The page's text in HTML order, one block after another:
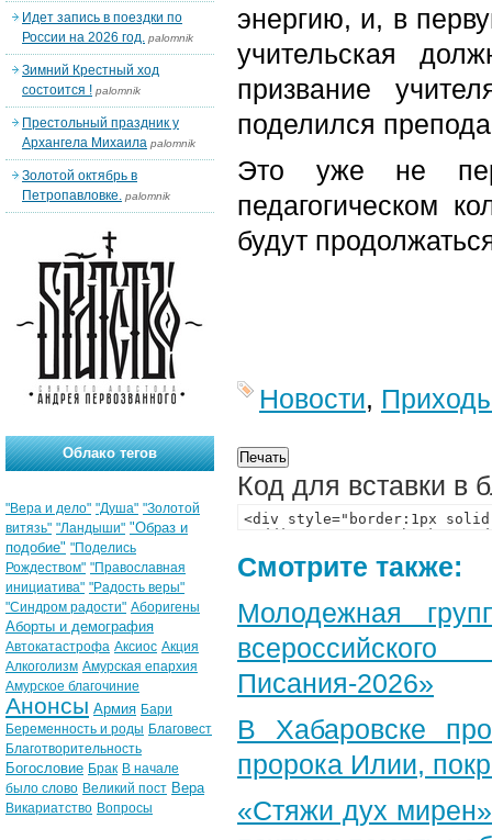
энергию, и, в
учительская
призвание
поделился
Это уже не
педагогическом
будут
Новости,
Код для вставки в
Смотрите также:
Молодежная
Писания-2026»
В Хабаровске
пророка Илии,
«Стяжи дух
Идет запись в поездки по
России на 2026 год. palomnik
Зимний Крестный ход
состоится ! palomnik
Престольный праздник у
Архангела Михаила palomnik
Золотой октябрь в
Петропавловке. palomnik
Облако тегов
"Вера и дело" "Душа" "Золотой
витязь" "Ландыши" "Образ и
подобие" "Поделись
Рождеством" "Православная
инициатива" "Радость веры"
"Синдром радости" Аборигены
Аборты и демография
Автокатастрофа Аксиос Акция
Алкоголизм Амурская епархия
Амурское благочиние
Анонсы Армия Бари
Беременность и роды Благовест
Благотворительность
Богословие Брак В начале
было слово Великий пост Вера
Викариатство Вопросы